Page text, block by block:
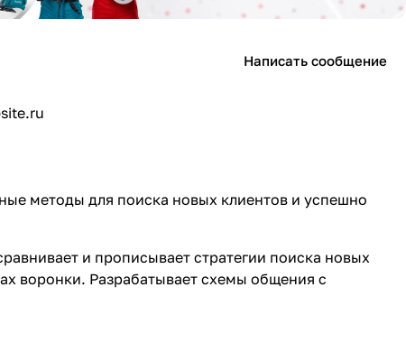
Написать сообщение
методы для поиска новых клиентов и успешно
и прописывает стратегии поиска новых
воронки. Разрабатывает схемы общения с